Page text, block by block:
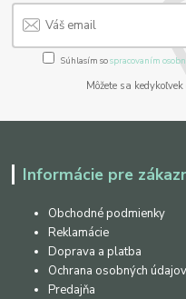
Súhlasím sospracovaním
Môžete sa
Informácie pre
Obchodné podmienky
Reklamácie
Doprava a platba
Ochrana osobných údajov
Predajňa